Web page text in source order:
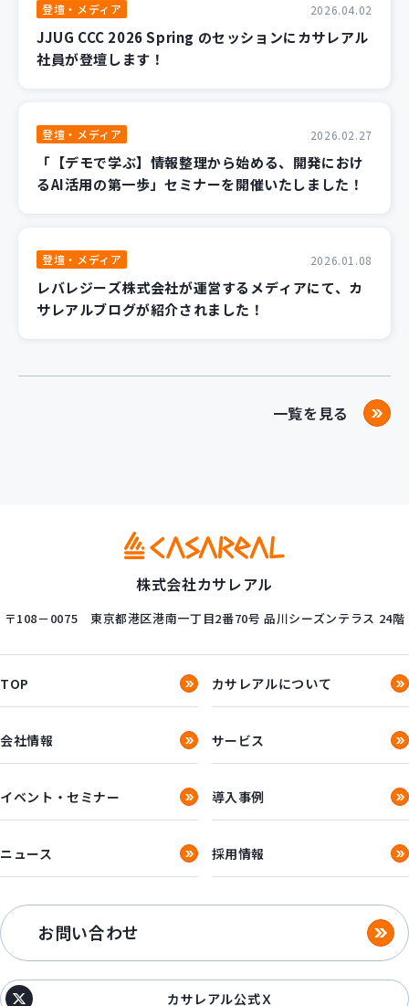
登壇・メディア 2026.04.02
JJUG CCC 2026 Spring のセッションにカサレアル
社員が登壇します！
登壇・メディア 2026.02.27
「【デモで学ぶ】情報整理から始める、開発におけ
るAI活用の第一歩」セミナーを開催いたしました！
登壇・メディア 2026.01.08
レバレジーズ株式会社が運営するメディアにて、カ
サレアルブログが紹介されました！
一覧を見る
株式会社カサレアル
〒108－0075 東京都港区港南一丁目2番70号 品川シーズンテラス 24階
TOP カサレアルについて
会社情報 サービス
イベント・セミナー 導入事例
ニュース 採用情報
お問い合わせ
カサレアル公式Ｘ